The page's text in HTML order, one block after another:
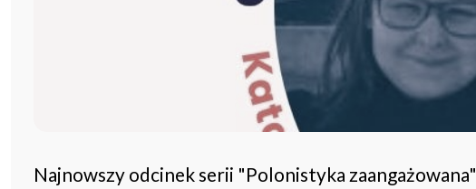
Najnowszy odcinek serii "Polonistyka zaangażowana"